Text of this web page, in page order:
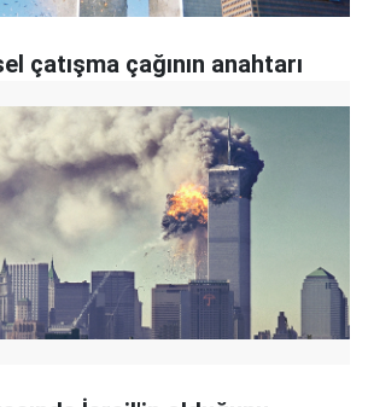
çatışma çağının anahtarı